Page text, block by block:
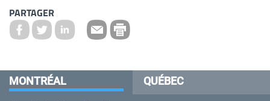
PARTAGER
MONTRÉAL QUÉBEC